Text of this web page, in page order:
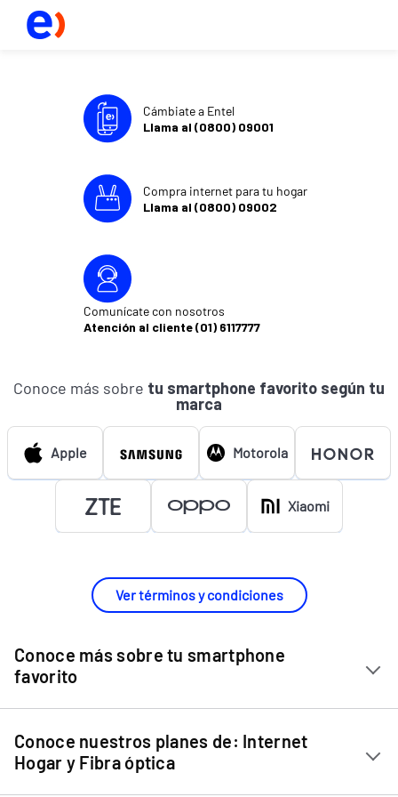
Cámbiate a Entel
Llama al (0800) 09001
Compra internet para tu hogar
Llama al (0800) 09002
Comunícate con nosotros
Atención al cliente (01) 6117777
Conoce más sobre tu smartphone favorito según tu
marca
Apple Motorola
Xiaomi
Ver términos y condiciones
Conoce más sobre tu smartphone
favorito
Chip Entel
Apple iPhone 11
Apple iPhone 12 Mini
Conoce nuestros planes de: Internet
Hogar y Fibra óptica